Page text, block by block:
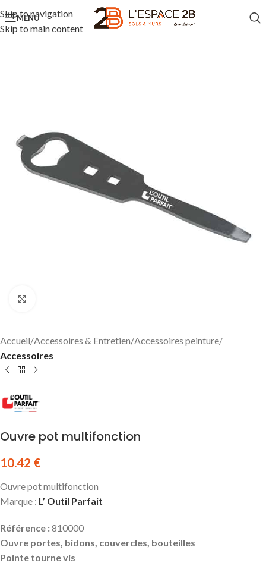
Skip to navigation
Skip to main content
MENU
Accueil Accessoires & Entretien Accessoires peinture
Accessoires
Ouvre pot multifonction
10.42 €
Ouvre pot multifonction
Marque : L’ Outil Parfait
Référence :810000
Ouvre portes, bidons, couvercles, bouteilles
Pointe tourne vis